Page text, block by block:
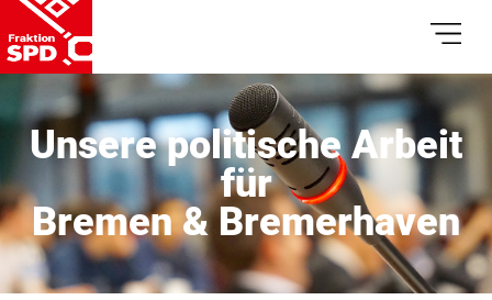
Unsere politische Arbeit
für
Bremen & Bremerhaven